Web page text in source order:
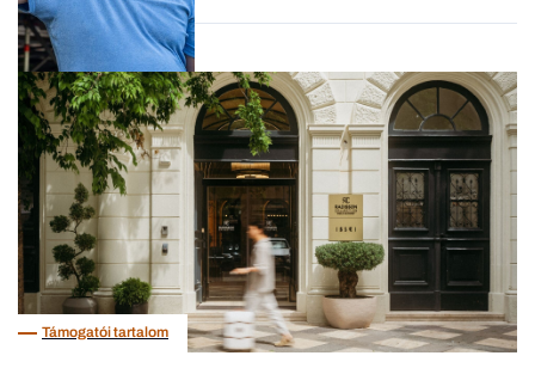
Társadalom
Támogatói tartalom